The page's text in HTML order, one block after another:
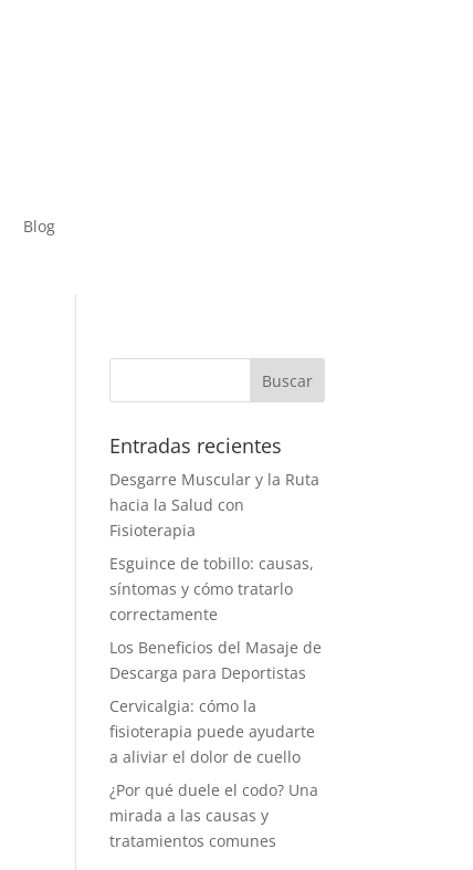
Blog
Entradas recientes
Desgarre Muscular y la Ruta
hacia la Salud con
Fisioterapia
Esguince de tobillo: causas,
síntomas y cómo tratarlo
correctamente
Los Beneficios del Masaje de
Descarga para Deportistas
Cervicalgia: cómo la
fisioterapia puede ayudarte
a aliviar el dolor de cuello
¿Por qué duele el codo? Una
mirada a las causas y
tratamientos comunes